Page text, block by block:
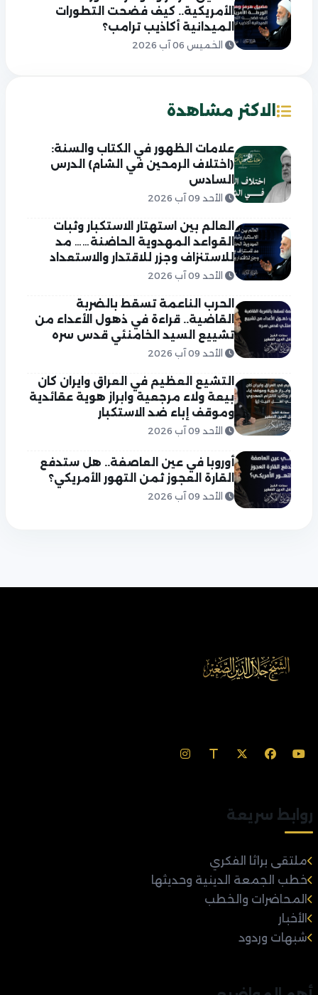
الأمريكية.. كيف فضحت التطورات
الميدانية أكاذيب ترامب؟
الخميس 06 آب 2026
الاكثر مشاهدة
علامات الظهور في الكتاب والسنة:
(اختلاف الرمحين في الشام) الدرس
السادس
الأحد 09 آب 2026
العالم بين استهتار الاستكبار وثبات
القواعد المهدوية الحاضنة…… مد
للاستنزاف وجزر للاقتدار والاستعداد
الأحد 09 آب 2026
الحرب الناعمة تسقط بالضربة
القاضية.. قراءة في ذهول الأعداء من
تشييع السيد الخامنئي قدس سره
الأحد 09 آب 2026
التشيع العظيم في العراق وايران كان
بيعة ولاء مرجعية وابراز هوية عقائدية
وموقف إباء ضد الاستكبار
الأحد 09 آب 2026
أوروبا في عين العاصفة.. هل ستدفع
القارة العجوز ثمن التهور الأمريكي؟
الأحد 09 آب 2026
روابط سريعة
ملتقى براثا الفكري
خطب الجمعة الدينية وحديثها
المحاضرات والخطب
الأخبار
شبهات وردود